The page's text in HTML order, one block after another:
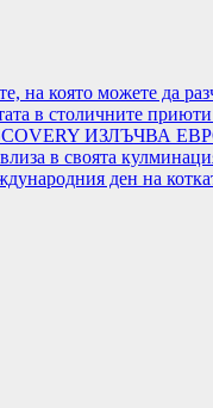
на която можете да
в столичните
в своята
ден на